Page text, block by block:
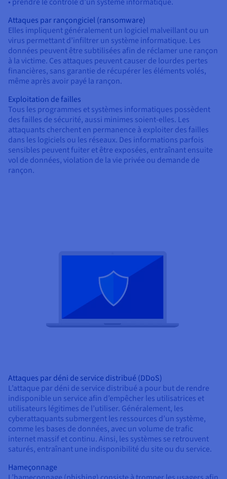
Attaques par rançongiciel (ransomware)
Elles impliquent généralement un logiciel malveillant ou un
virus permettant d’infiltrer un système informatique. Les
données peuvent être subtilisées afin de réclamer une rançon
à la victime. Ces attaques peuvent causer de lourdes pertes
financières, sans garantie de récupérer les éléments volés,
même après avoir payé la rançon.
Exploitation de failles
Tous les programmes et systèmes informatiques possèdent
des failles de sécurité, aussi minimes soient-elles. Les
attaquants cherchent en permanence à exploiter des failles
dans les logiciels ou les réseaux. Des informations parfois
sensibles peuvent fuiter et être exposées, entraînant ensuite
vol de données, violation de la vie privée ou demande de
rançon.
Attaques par déni de service distribué (DDoS)
L’attaque par déni de service distribué a pour but de rendre
indisponible un service afin d’empêcher les utilisatrices et
utilisateurs légitimes de l’utiliser. Généralement, les
cyberattaquants submergent les ressources d’un système,
comme les bases de données, avec un volume de trafic
internet massif et continu. Ainsi, les systèmes se retrouvent
saturés, entraînant une indisponibilité du site ou du service.
Hameçonnage